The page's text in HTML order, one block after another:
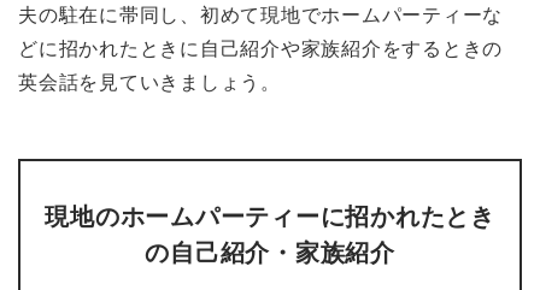
夫の駐在に帯同し、初めて現地でホームパーティーな
どに招かれたときに自己紹介や家族紹介をするときの
英会話を見ていきましょう。
現地のホームパーティーに招かれたとき
の自己紹介・家族紹介